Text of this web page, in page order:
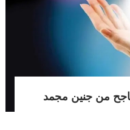
من جنين مجمد